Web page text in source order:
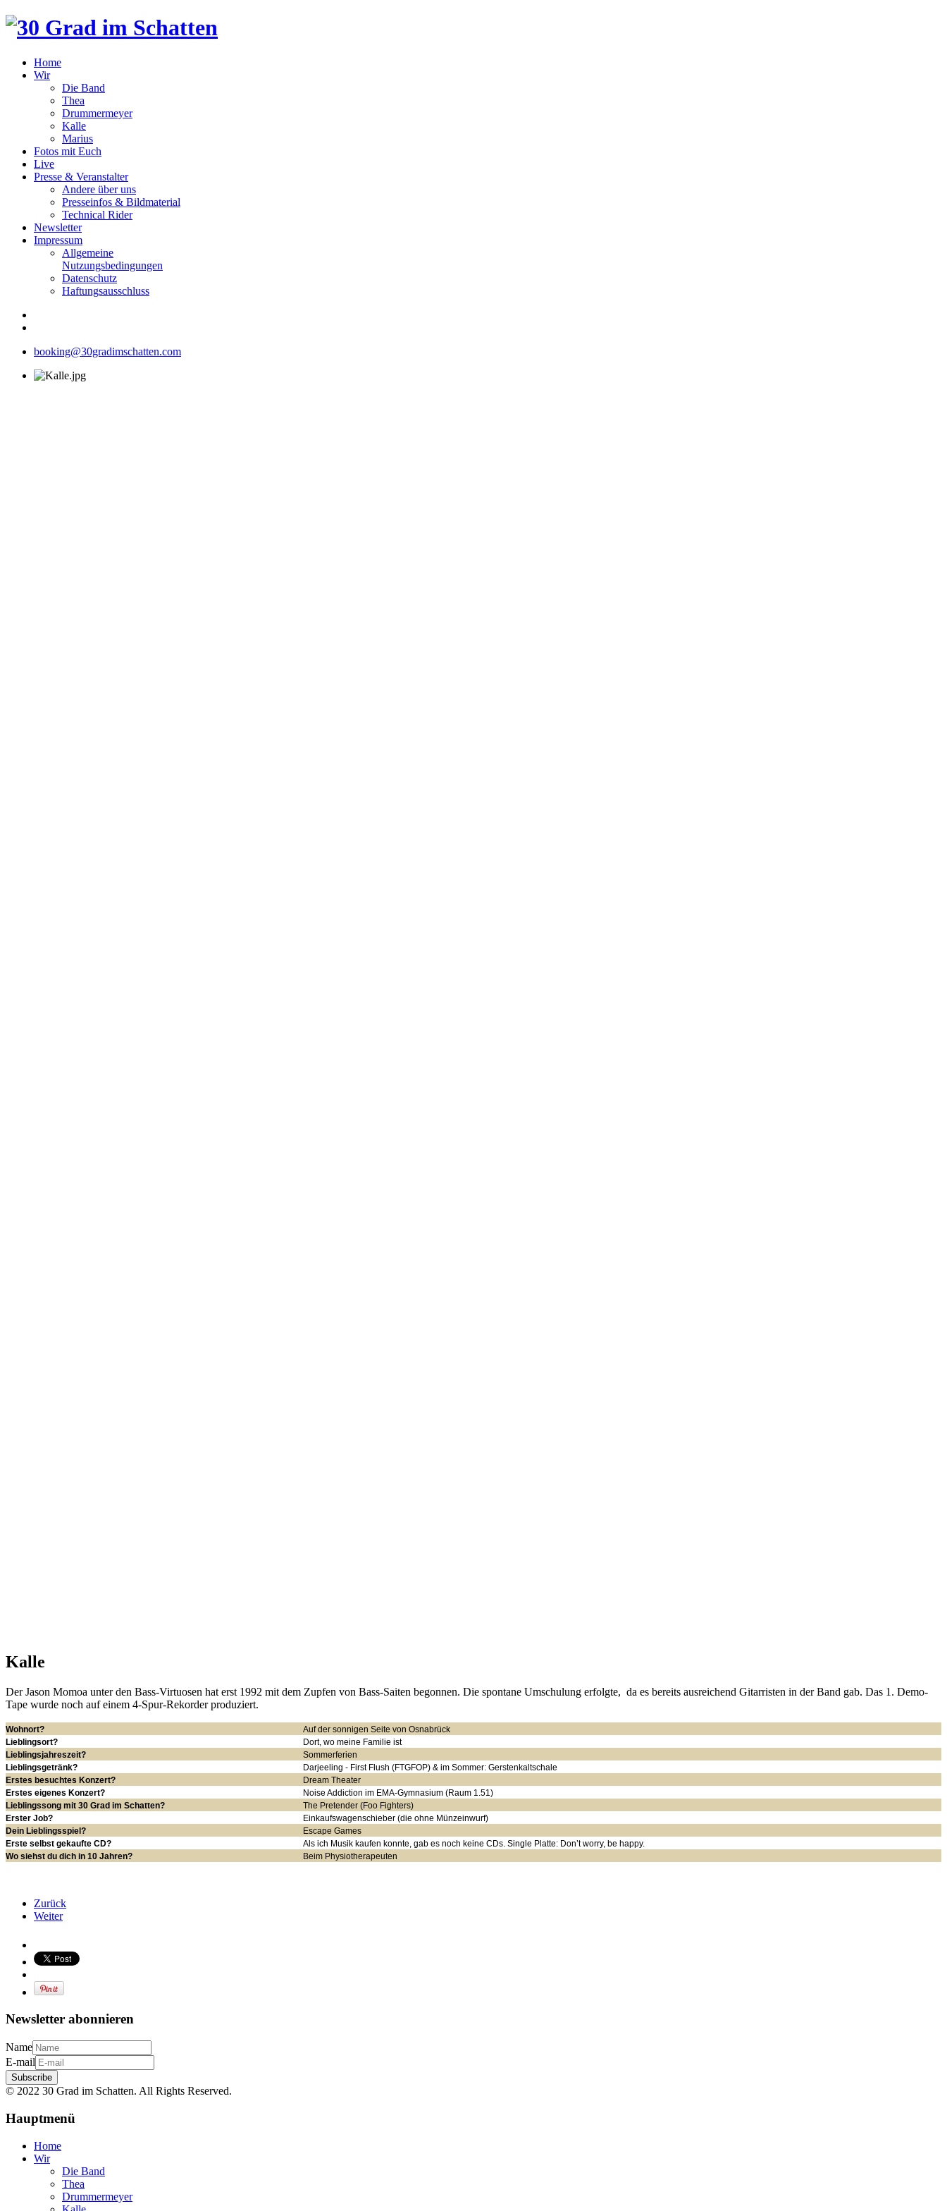
Home
Wir
Die Band
Thea
Drummermeyer
Kalle
Marius
Fotos mit Euch
Live
Presse & Veranstalter
Andere über uns
Presseinfos & Bildmaterial
Technical Rider
Newsletter
Impressum
Allgemeine
Nutzungsbedingungen
Datenschutz
Haftungsausschluss
booking@30gradimschatten.com
Kalle
Der Jason Momoa unter den Bass-Virtuosen hat erst 1992 mit dem Zupfen von Bass-Saiten begonnen. Die spontane Umschulung erfolgte, da es bereits ausreichend Gitarristen in der Band gab. Das 1. Demo-
Tape wurde noch auf einem 4-Spur-Rekorder produziert.
Wohnort?
Auf der sonnigen Seite von Osnabrück
Lieblingsort?
Dort, wo meine Familie ist
Lieblingsjahreszeit?
Sommerferien
Lieblingsgetränk?
Darjeeling - First Flush (FTGFOP) & im Sommer: Gerstenkaltschale
Erstes besuchtes Konzert?
Dream Theater
Erstes eigenes Konzert?
Noise Addiction im EMA-Gymnasium (Raum 1.51)
Lieblingssong mit 30 Grad im Schatten?
The Pretender (Foo Fighters)
Erster Job?
Einkaufswagenschieber (die ohne Münzeinwurf)
Dein Lieblingsspiel?
Escape Games
Erste selbst gekaufte CD?
Als ich Musik kaufen konnte, gab es noch keine CDs. Single Platte: Don’t worry, be happy.
Wo siehst du dich in 10 Jahren?
Beim Physiotherapeuten
Zurück
Weiter
Newsletter abonnieren
Name
E-mail
Subscribe
© 2022 30 Grad im Schatten. All Rights Reserved.
Hauptmenü
Home
Wir
Die Band
Thea
Drummermeyer